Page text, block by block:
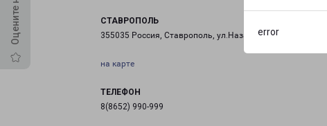
error
СТАВРОПОЛЬ
355035 Россия, Ставрополь, ул.Назара Енина 33
на карте
ТЕЛЕФОН
8(8652) 990-999